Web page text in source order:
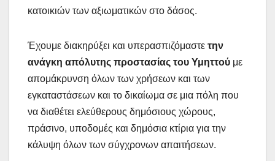
κατοικιών των αξιωματικών στο δάσος.
Έχουμε διακηρύξει και υπερασπιζόμαστε την
ανάγκη απόλυτης προστασίας του Υμηττού με
απομάκρυνση όλων των χρήσεων και των
εγκαταστάσεων και το δικαίωμα σε μια πόλη που
να διαθέτει ελεύθερους δημόσιους χώρους,
πράσινο, υποδομές και δημόσια κτίρια για την
κάλυψη όλων των σύγχρονων απαιτήσεων.